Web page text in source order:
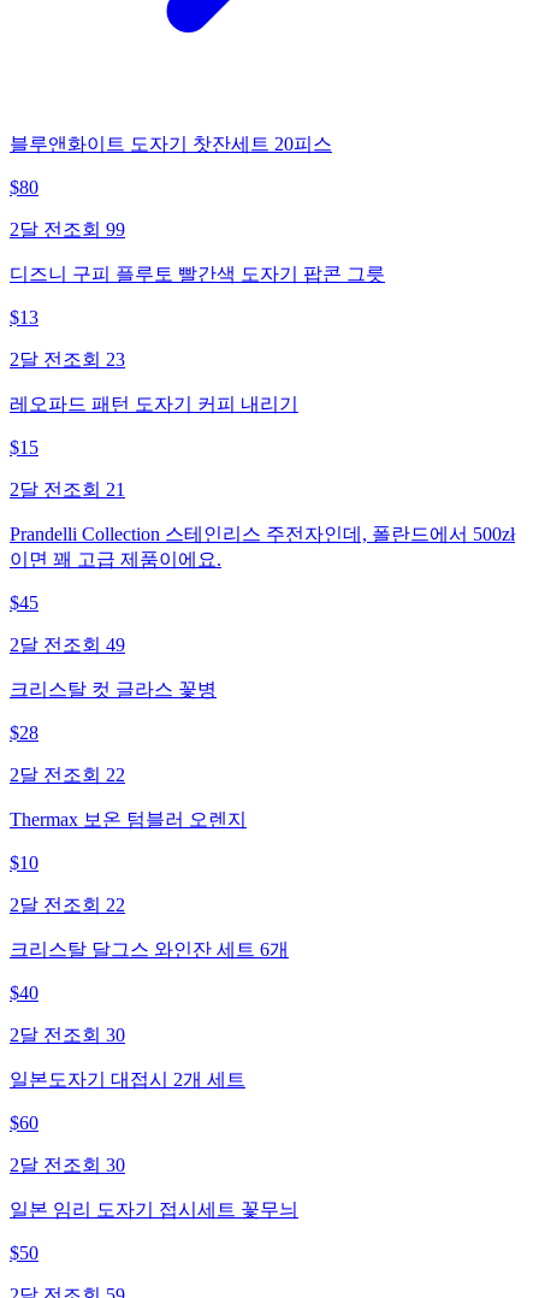
블루앤화이트 도자기 찻잔세트 20피스
$80
2달 전 조회 99
디즈니 구피 플루토 빨간색 도자기 팝콘 그릇
$13
2달 전 조회 23
레오파드 패턴 도자기 커피 내리기
$15
2달 전 조회 21
Prandelli Collection 스테인리스 주전자인데, 폴란드에서 500zł
이면 꽤 고급 제품이에요.
$45
2달 전 조회 49
크리스탈 컷 글라스 꽃병
$28
2달 전 조회 22
Thermax 보온 텀블러 오렌지
$10
2달 전 조회 22
크리스탈 달그스 와인잔 세트 6개
$40
2달 전 조회 30
일본도자기 대접시 2개 세트
$60
2달 전 조회 30
일본 임리 도자기 접시세트 꽃무늬
$50